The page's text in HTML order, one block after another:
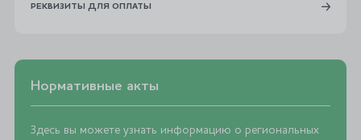
РЕКВИЗИТЫ ДЛЯ ОПЛАТЫ
Нормативные акты
Здесь вы можете узнать информацию о региональных